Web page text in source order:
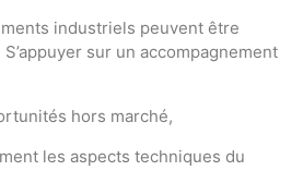
industriels peuvent être
sur un accompagnement
hors marché,
les aspects techniques du